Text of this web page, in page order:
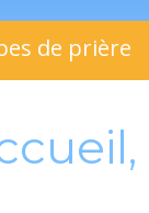
de prière